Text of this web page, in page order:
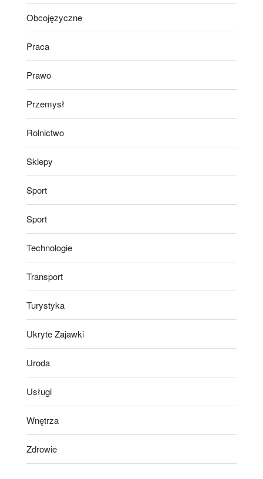
Obcojęzyczne
Praca
Prawo
Przemysł
Rolnictwo
Sklepy
Sport
Sport
Technologie
Transport
Turystyka
Ukryte Zajawki
Uroda
Usługi
Wnętrza
Zdrowie